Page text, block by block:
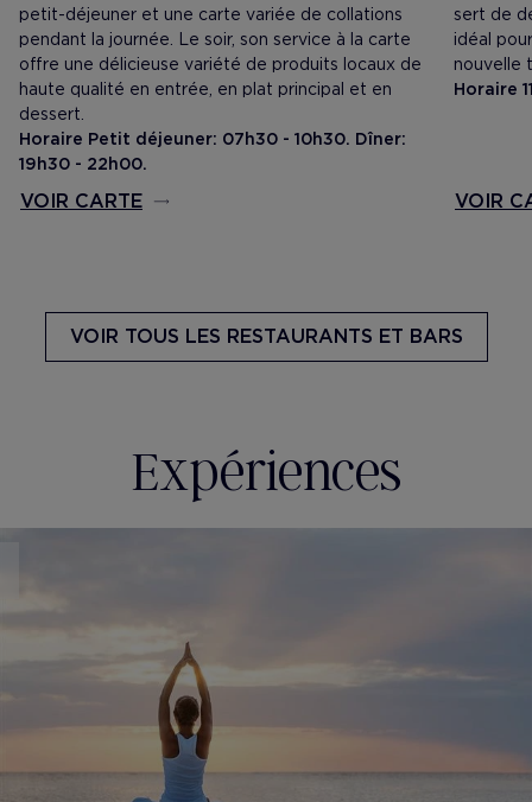
petit-déjeuner et une carte variée de collations
pendant la journée. Le soir, son service à la carte
offre une délicieuse variété de produits locaux de
haute qualité en entrée, en plat principal et en
dessert.
Horaire Petit déjeuner: 07h30 - 10h30. Dîner:
19h30 - 22h00.
VOIR CARTE
sert de
idéal
nouvelle
Horaire
VOIR
VOIR TOUS LES RESTAURANTS ET BARS
Expériences